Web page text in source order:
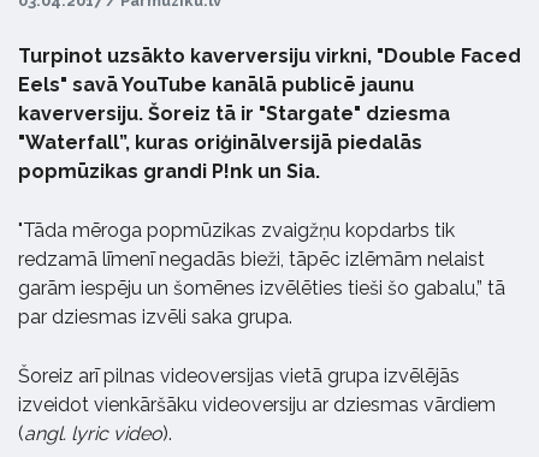
Turpinot uzsākto kaverversiju virkni, "Double Faced
Eels" savā YouTube kanālā publicē jaunu
kaverversiju. Šoreiz tā ir "Stargate" dziesma
"Waterfall”, kuras oriģinālversijā piedalās
popmūzikas grandi P!nk un Sia.
"Tāda mēroga popmūzikas zvaigžņu kopdarbs tik
redzamā līmenī negadās bieži, tāpēc izlēmām nelaist
garām iespēju un šomēnes izvēlēties tieši šo gabalu,” tā
par dziesmas izvēli saka grupa.
Šoreiz arī pilnas videoversijas vietā grupa izvēlējās
izveidot vienkāršāku videoversiju ar dziesmas vārdiem
(angl. lyric video).